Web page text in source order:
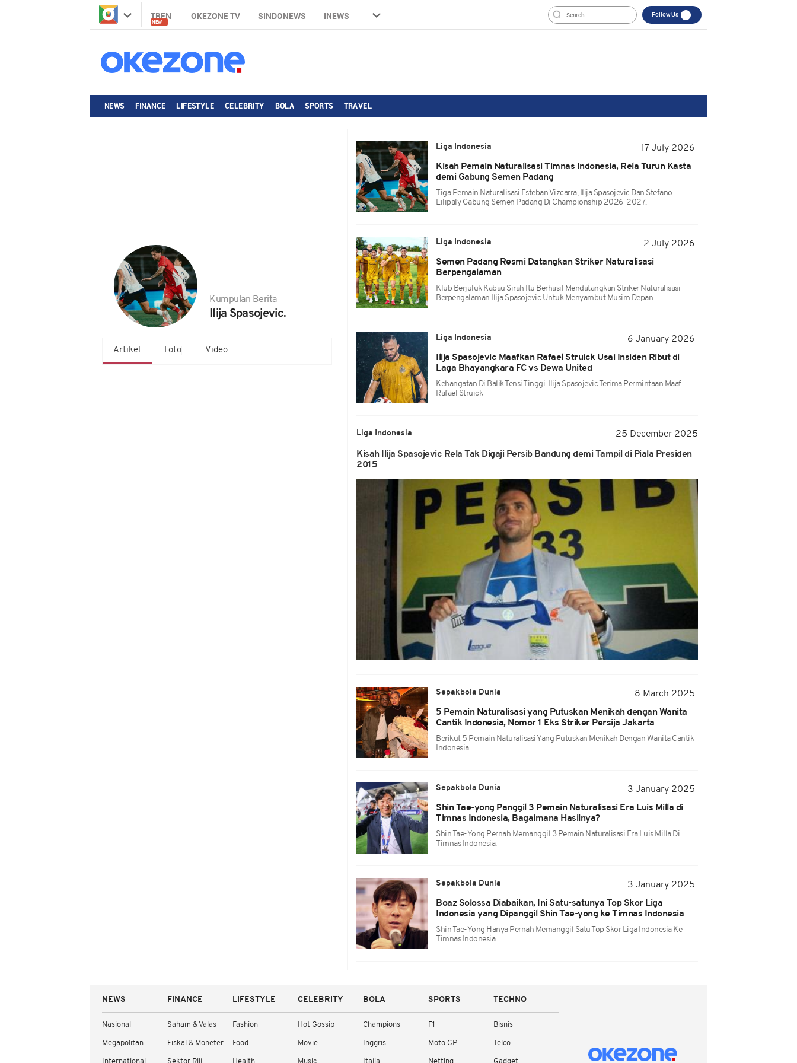
TREN
NEW
OKEZONE TV SINDONEWS INEWS Follow Us
NEWS FINANCE LIFESTYLE CELEBRITY BOLA SPORTS TRAVEL
Kumpulan Berita
Ilija Spasojevic.
Artikel Foto Video
Liga Indonesia
17 July 2026
Kisah Pemain Naturalisasi Timnas Indonesia, Rela Turun Kasta
demi Gabung Semen Padang
Tiga Pemain Naturalisasi Esteban Vizcarra, Ilija Spasojevic Dan Stefano
Lilipaly Gabung Semen Padang Di Championship 2026-2027.
Liga Indonesia
2 July 2026
Semen Padang Resmi Datangkan Striker Naturalisasi
Berpengalaman
Klub Berjuluk Kabau Sirah Itu Berhasil Mendatangkan Striker Naturalisasi
Berpengalaman Ilija Spasojevic Untuk Menyambut Musim Depan.
Liga Indonesia
6 January 2026
Ilija Spasojevic Maafkan Rafael Struick Usai Insiden Ribut di
Laga Bhayangkara FC vs Dewa United
Kehangatan Di Balik Tensi Tinggi: Ilija Spasojevic Terima Permintaan Maaf
Rafael Struick
Liga Indonesia 25 December 2025
Kisah Ilija Spasojevic Rela Tak Digaji Persib Bandung demi Tampil di Piala Presiden
2015
Sepakbola Dunia
8 March 2025
5 Pemain Naturalisasi yang Putuskan Menikah dengan Wanita
Cantik Indonesia, Nomor 1 Eks Striker Persija Jakarta
Berikut 5 Pemain Naturalisasi Yang Putuskan Menikah Dengan Wanita Cantik
Indonesia.
Sepakbola Dunia
3 January 2025
Shin Tae-yong Panggil 3 Pemain Naturalisasi Era Luis Milla di
Timnas Indonesia, Bagaimana Hasilnya?
Shin Tae-Yong Pernah Memanggil 3 Pemain Naturalisasi Era Luis Milla Di
Timnas Indonesia.
Sepakbola Dunia
3 January 2025
Boaz Solossa Diabaikan, Ini Satu-satunya Top Skor Liga
Indonesia yang Dipanggil Shin Tae-yong ke Timnas Indonesia
Shin Tae-Yong Hanya Pernah Memanggil Satu Top Skor Liga Indonesia Ke
Timnas Indonesia.
NEWS
Nasional
Megapolitan
FINANCE
Saham & Valas
Fiskal & Moneter
LIFESTYLE
Fashion
Food
CELEBRITY
Hot Gossip
Movie
BOLA
Champions
Inggris
SPORTS
F1
Moto GP
TECHNO
Bisnis
Telco